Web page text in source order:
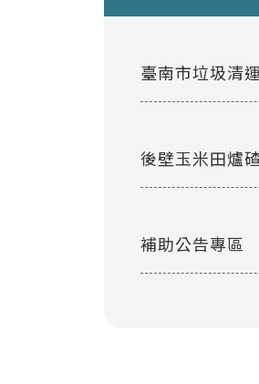
臺南市垃圾清
後壁玉米田爐
補助公告專區